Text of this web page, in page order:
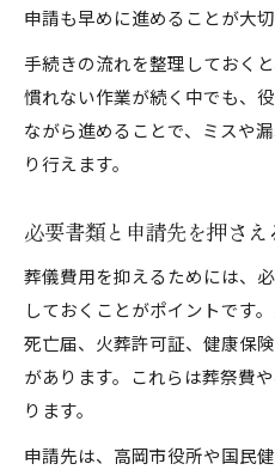
申請も早めに進めることが大切
手続きの流れを整理しておく
慣れない作業が続く中でも、
ながら進めることで、ミスや
り行えます。
必要書類と申請先を押さ
葬儀費用を抑えるためには、
しておくことがポイントです
死亡届、火葬許可証、健康保
があります。これらは葬祭費
ります。
申請先は、高岡市役所や国民